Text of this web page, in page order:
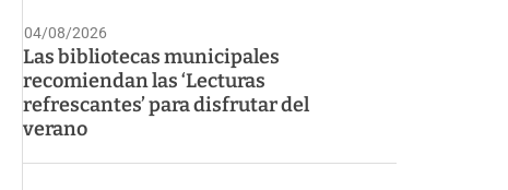
04/08/2026
Las bibliotecas municipales
recomiendan las ‘Lecturas
refrescantes’ para disfrutar del
verano